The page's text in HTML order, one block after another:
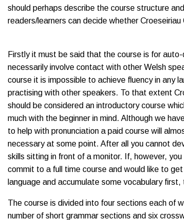
should perhaps describe the course structure
readers/learners can decide whether
Firstly it must be said that the course is for
necessarily involve contact with other Welsh
course it is impossible to achieve fluency in any
practising with other speakers. To that extent
should be considered an introductory course
much with the beginner in mind. Although we
to help with pronunciation a paid course will
necessary at some point. After all you cannot
skills sitting in front of a monitor. If, however,
commit to a full time course and would like to
language and accumulate some vocabulary first,
The course is divided into four sections each of
number of short grammar sections and six